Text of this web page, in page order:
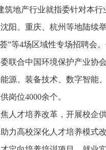
筑地产行业就指委针对本
阳、重庆、杭州等地陆续
”等4场区域性专场招聘会
联合中国环境保护产业协
源、装备技术、数字智能
岗位4000余个。
人才培养改革，开展校企
力高校深化人才培养模式